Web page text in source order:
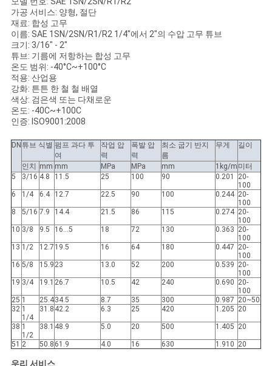
청
하
다
소
식
가공 서비스: 양형, 절단
재료: 합성 고무
이름: SAE 1SN/2SN/R1/R2 1/4"에서 2"의 수압 고무 튜브
크기: 3/16" - 2"
튜브: 기름에 저항하는 합성 고무
온도 범위: -40°C~+100°C
적용: 산업용
강화: 튼튼 한 철 철 배열
색상: 검은색 또는 다채로운
온도: -40C~+100C
인증: ISO9001:2008
DN 튜브 식별 펌프 과다 투
여
작업 압
력
폭발 압
력
최소 굽기 반지
름
무게 길이
인치 mm mm MPa MPa mm 1kg/m 미터
5
3/16 4.8 11.5 25 100 90 0.201
20-
100
6
1/4 6.4 12.7 22.5 90 100 0.244 20-
100
8
5/16 7.9 14.4 21.5 86 115 0.274 20-
100
10 3/8 9.5 16...5 18 72 130 0.363 20-
100
13 1/2 12.7 19.5 16 64 180 0.447 20-
100
16 5/8 15.9 23 13.0 52 200 0.539 20-
100
19 3/4 19.1 26.7 10.5 42 240 0.690 20-
100
25 1 25.434.5 8.7 35 300 0.987 20~50
32 1
1/4
31.8 42.2 6.3 25 420 1.205 20
38 1
1/2
38.1 48.9 5.0 20 500 1.405 20
51 2 50.8 61.9 4.0 16 630 1.910 20
우리 서비스